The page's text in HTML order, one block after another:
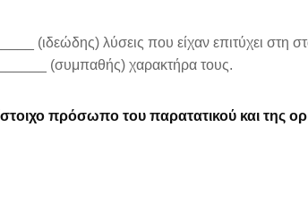
(ιδεώδης) λύσεις που είχαν επιτύχει στη
(συμπαθής) χαρακτήρα τους.
πρόσωπο του παρατατικού και της